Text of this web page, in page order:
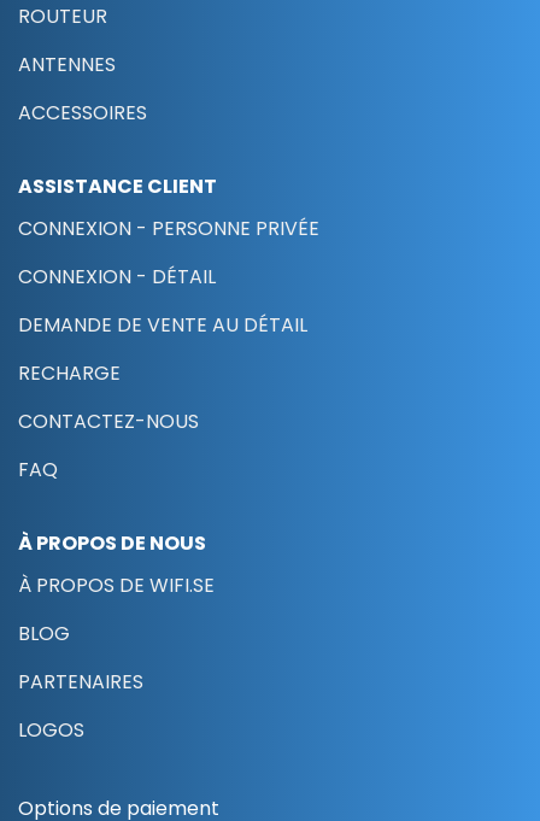
ROUTEUR
ANTENNES
ACCESSOIRES
ASSISTANCE CLIENT
CONNEXION - PERSONNE PRIVÉE
CONNEXION - DÉTAIL
DEMANDE DE VENTE AU DÉTAIL
RECHARGE
CONTACTEZ-NOUS
FAQ
À PROPOS DE NOUS
À PROPOS DE WIFI.SE
BLOG
PARTENAIRES
LOGOS
Options de paiement